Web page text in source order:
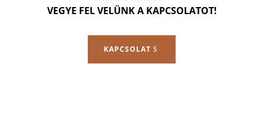
VEGYE FEL VELÜNK A KAPCSOLATOT!
KAPCSOLAT